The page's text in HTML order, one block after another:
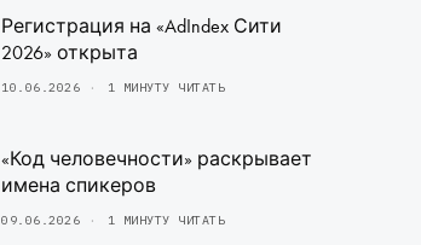
Регистрация на «AdIndex Сити
2026» открыта
10.06.2026 1 МИНУТУ ЧИТАТЬ
«Код человечности» раскрывает
имена спикеров
09.06.2026 1 МИНУТУ ЧИТАТЬ